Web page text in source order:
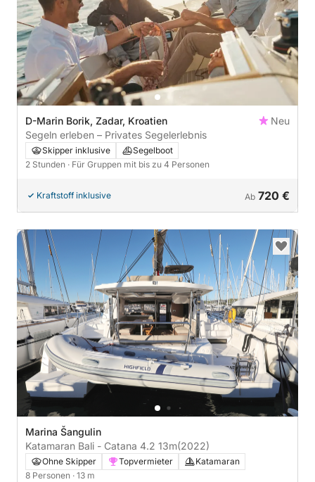
D-Marin Borik, Zadar, Kroatien
Neu
Segeln erleben – Privates Segelerlebnis
Skipper inklusive
Segelboot
2 Stunden · Für Gruppen mit bis zu 4 Personen
Kraftstoff inklusive Ab 720 €
Marina Šangulin
Katamaran Bali - Catana 4.2 13m(2022)
Ohne Skipper Topvermieter
Katamaran
8 Personen · 13 m